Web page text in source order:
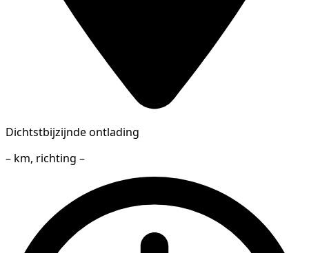
Dichtstbijzijnde ontlading
– km, richting –